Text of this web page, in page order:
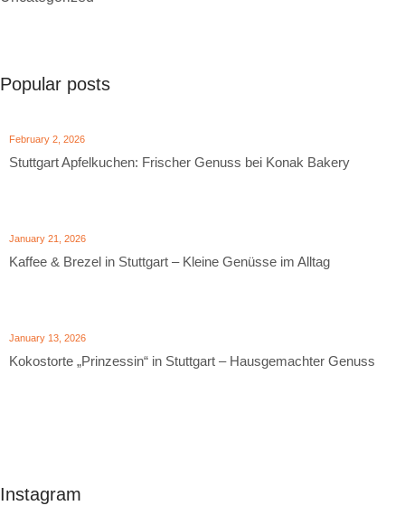
Popular posts
February 2, 2026
Stuttgart Apfelkuchen: Frischer Genuss bei Konak Bakery
January 21, 2026
Kaffee & Brezel in Stuttgart – Kleine Genüsse im Alltag
January 13, 2026
Kokostorte „Prinzessin“ in Stuttgart – Hausgemachter Genuss
Instagram